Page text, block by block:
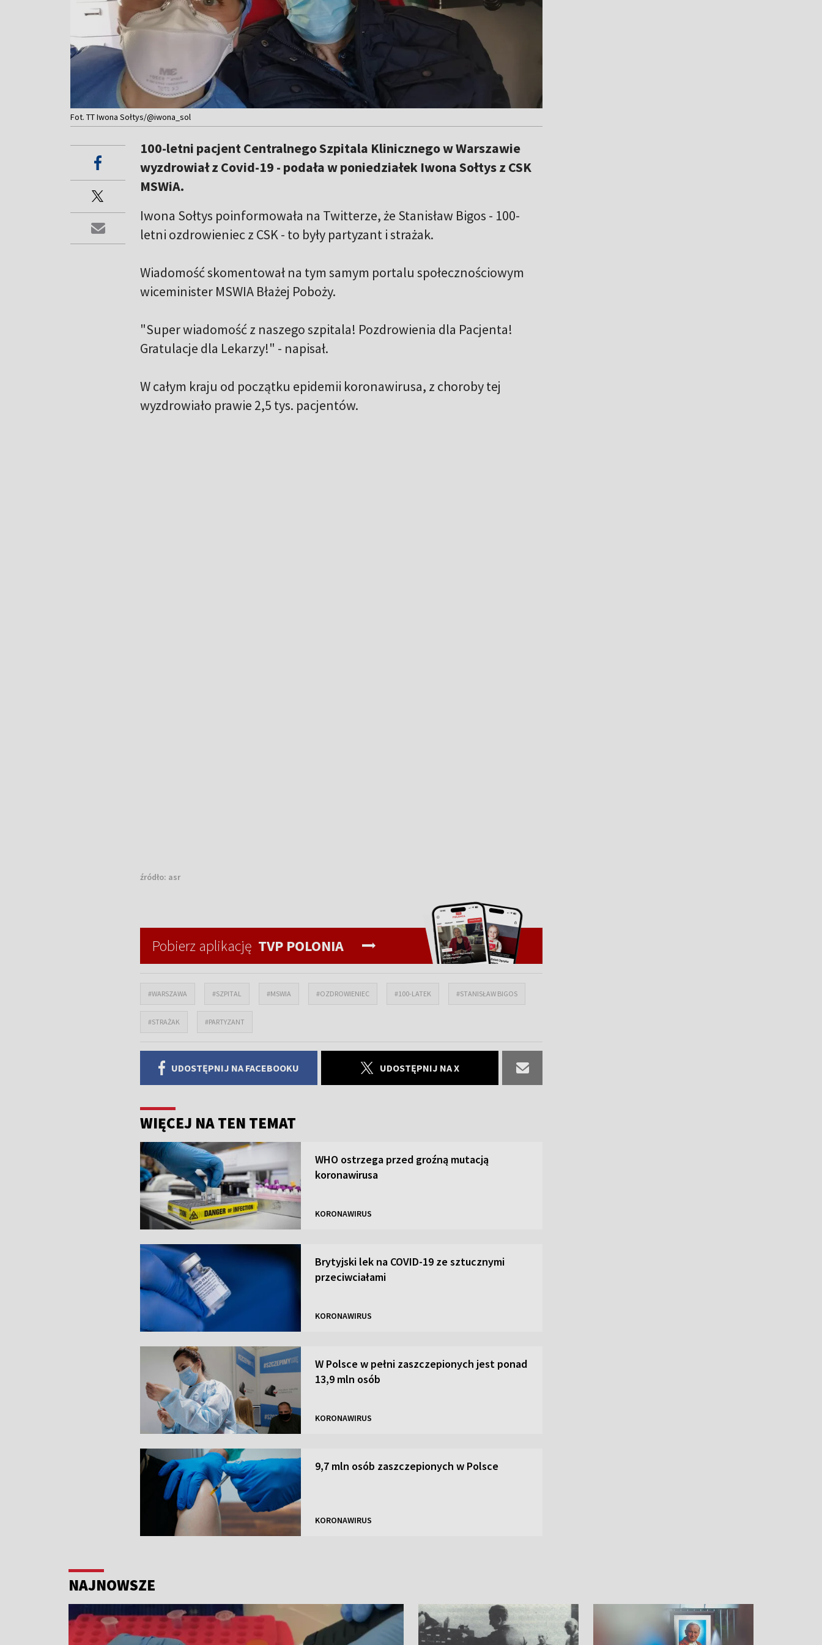
Fot. TT Iwona Sołtys/@iwona_sol
100-letni pacjent Centralnego Szpitala Klinicznego w Warszawie
wyzdrowiał z Covid-19 - podała w poniedziałek Iwona Sołtys z CSK
MSWiA.
Iwona Sołtys poinformowała na Twitterze, że Stanisław Bigos - 100-
letni ozdrowieniec z CSK - to były partyzant i strażak.
Wiadomość skomentował na tym samym portalu społecznościowym
wiceminister MSWIA Błażej Poboży.
"Super wiadomość z naszego szpitala! Pozdrowienia dla Pacjenta!
Gratulacje dla Lekarzy!" - napisał.
W całym kraju od początku epidemii koronawirusa, z choroby tej
wyzdrowiało prawie 2,5 tys. pacjentów.
źródło: asr
Pobierz aplikację TVP POLONIA
#WARSZAWA #SZPITAL #MSWIA #OZDROWIENIEC #100-LATEK #STANISŁAW BIGOS
#STRAŻAK #PARTYZANT
UDOSTĘPNIJ NA FACEBOOKU UDOSTĘPNIJ NA X
WIĘCEJ NA TEN TEMAT
WHO ostrzega przed groźną mutacją
koronawirusa
KORONAWIRUS
Brytyjski lek na COVID-19 ze sztucznymi
przeciwciałami
KORONAWIRUS
W Polsce w pełni zaszczepionych jest ponad
13,9 mln osób
KORONAWIRUS
9,7 mln osób zaszczepionych w Polsce
KORONAWIRUS
NAJNOWSZE